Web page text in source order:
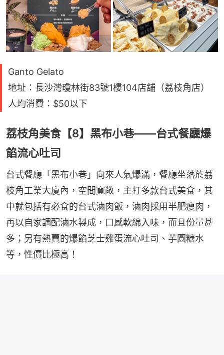
Ganto Gelato
地址：長沙灣瓊林街83號1樓104店舖（荔枝角店）
人均消費：$50以下
荔枝角美食【8】黑布小巷——台式餐廳爆
餡流心吐司
台式餐廳「黑布小巷」向來人氣爆滿，餐廳坐落於荔
枝角工業大廈內，空間寬敞，主打多款台式美食，其
中就包括有必食的台式滷肉飯，滷肉採用半肥瘦肉，
再以自家調配滷水製成，口感軟綿入味，而且份量甚
多；另有熱賣的爆餡芝士雞蛋流心吐司、芋圓糖水
等，性價比極高！